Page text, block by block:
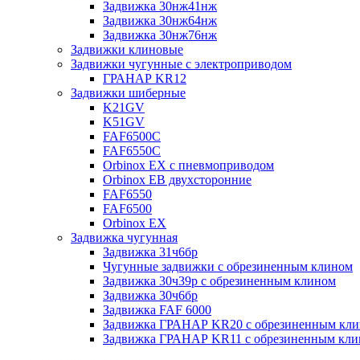
Задвижка 30нж41нж
Задвижка 30нж64нж
Задвижка 30нж76нж
Задвижки клиновые
Задвижки чугунные с электроприводом
ГРАНАР KR12
Задвижки шиберные
K21GV
K51GV
FAF6500C
FAF6550С
Orbinox EX с пневмоприводом
Orbinox EB двухсторонние
FAF6550
FAF6500
Orbinox EX
Задвижка чугунная
Задвижка 31ч6бр
Чугунные задвижки с обрезиненным клином
Задвижка 30ч39р с обрезиненным клином
Задвижка 30ч6бр
Задвижка FAF 6000
Задвижка ГРАНАР KR20 с обрезиненным
Задвижка ГРАНАР KR11 с обрезиненным